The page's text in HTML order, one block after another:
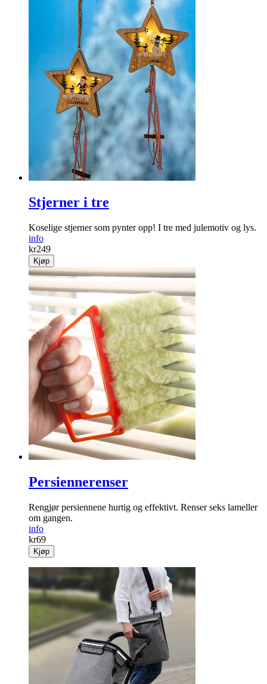
Stjerner i tre
Koselige stjerner som pynter opp! I tre med julemotiv og lys.
info
kr249
Kjøp
Persiennerenser
Rengjør persiennene hurtig og effektivt. Renser seks lameller
om gangen.
info
kr69
Kjøp